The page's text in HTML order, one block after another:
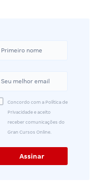
Concordo com a Política de
Privacidade e aceito
receber comunicações do
Gran Cursos Online.